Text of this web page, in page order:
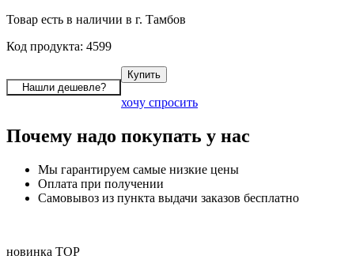
Товар есть в наличии в г. Тамбов
Код продукта: 4599
хочу спросить
Почему надо покупать у нас
Мы гарантируем самые низкие цены
Оплата при получении
Самовывоз из пункта выдачи заказов бесплатно
новинка TOP